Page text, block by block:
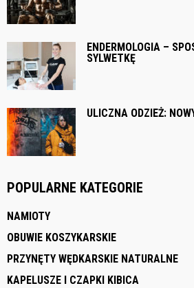
ENDERMOLOGIA –
SYLWETKĘ
ULICZNA ODZIEŻ:
POPULARNE KATEGORIE
NAMIOTY
OBUWIE KOSZYKARSKIE
PRZYNĘTY WĘDKARSKIE NATURALNE
KAPELUSZE I CZAPKI KIBICA